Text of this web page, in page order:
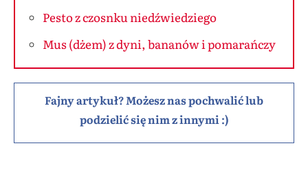
Pesto z czosnku niedźwiedziego
Mus (dżem) z dyni, bananów i pomarańczy
Fajny artykuł? Możesz nas pochwalić lub
podzielić się nim z innymi :)